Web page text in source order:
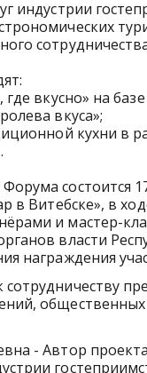
индустрии
вкусно» на
вкуса»;
кухни в
состоится
в Витебске», в
и мастер-
власти
награждения
- Автор